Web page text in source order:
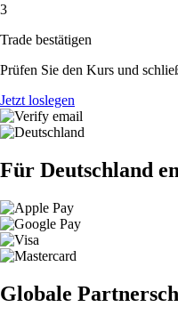
3
Trade bestätigen
Prüfen Sie den Kurs und
Jetzt loslegen
Für Deutschland
Globale